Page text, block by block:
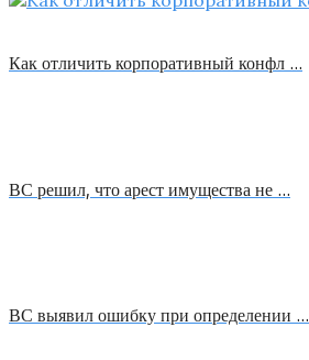
Как отличить корпоративный конфл …
ВС решил, что арест имущества не …
ВС выявил ошибку при определении …